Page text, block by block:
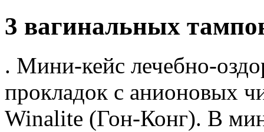
3 вагинальных
. Мини-кейс лечебно-
прокладок с анионовых
Winalite (Гон-Конг). В